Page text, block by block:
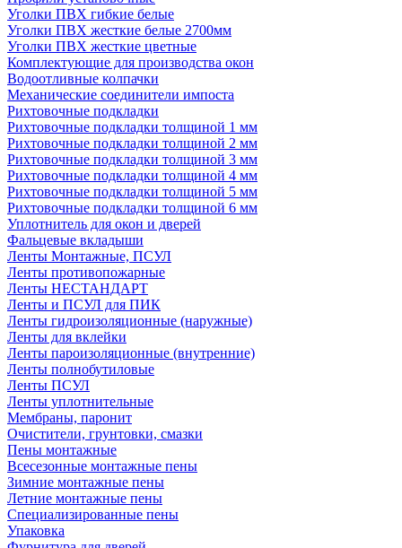
Уголки ПВХ гибкие белые
Уголки ПВХ жесткие белые 2700мм
Уголки ПВХ жесткие цветные
Комплектующие для производства окон
Водоотливные колпачки
Механические соединители импоста
Рихтовочные подкладки
Рихтовочные подкладки толщиной 1 мм
Рихтовочные подкладки толщиной 2 мм
Рихтовочные подкладки толщиной 3 мм
Рихтовочные подкладки толщиной 4 мм
Рихтовочные подкладки толщиной 5 мм
Рихтовочные подкладки толщиной 6 мм
Уплотнитель для окон и дверей
Фальцевые вкладыши
Ленты Монтажные, ПСУЛ
Ленты противопожарные
Ленты НЕСТАНДАРТ
Ленты и ПСУЛ для ПИК
Ленты гидроизоляционные (наружные)
Ленты для вклейки
Ленты пароизоляционные (внутренние)
Ленты полнобутиловые
Ленты ПСУЛ
Ленты уплотнительные
Мембраны, паронит
Очистители, грунтовки, смазки
Пены монтажные
Всесезонные монтажные пены
Зимние монтажные пены
Летние монтажные пены
Специализированные пены
Упаковка